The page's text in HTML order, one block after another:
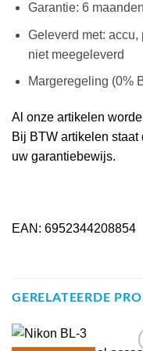
Garantie: 6 maanden
Geleverd met: accu,
niet meegeleverd
Margeregeling (0%
Al onze artikelen
Bij BTW artikelen
uw garantiebewijs.
EAN: 6952344208854
GERELATEERDE